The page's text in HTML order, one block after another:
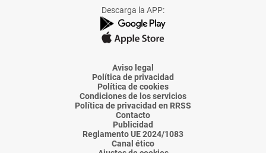
de
La
Voz
Almería
de
La
Voz
Almería
de
La
Voz
Almería
de
La
Voz
Almería
de
La
Voz
Descarga la APP:
Aviso legal
Política de privacidad
Política de cookies
Condiciones de los servicios
Política de privacidad en RRSS
Contacto
Publicidad
Reglamento UE 2024/1083
Canal ético